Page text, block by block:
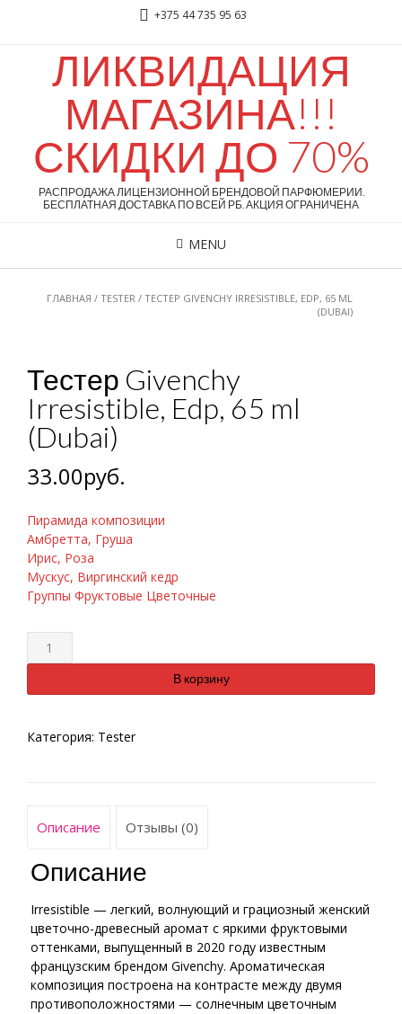
+375 44 735 95 63
ЛИКВИДАЦИЯ
МАГАЗИНА!!!
СКИДКИ ДО 70%
РАСПРОДАЖА ЛИЦЕНЗИОННОЙ БРЕНДОВОЙ ПАРФЮМЕРИИ.
БЕСПЛАТНАЯ ДОСТАВКА ПО ВСЕЙ РБ. АКЦИЯ ОГРАНИЧЕНА
MENU
ГЛАВНАЯ / TESTER / ТЕСТЕР GIVENCHY IRRESISTIBLE, EDP, 65 ML
(DUBAI)
Тестер Givenchy
Irresistible, Edp, 65 ml
(Dubai)
33.00руб.
Пирамида композиции
Амбретта, Груша
Ирис, Роза
Мускус, Виргинский кедр
Группы Фруктовые Цветочные
Количество
В корзину
Категория: Tester
Описание Отзывы (0)
Описание
Irresistible — легкий, волнующий и грациозный женский
цветочно-древесный аромат с яркими фруктовыми
оттенками, выпущенный в 2020 году известным
французским брендом Givenchy. Ароматическая
композиция построена на контрасте между двумя
противоположностями — солнечным цветочным